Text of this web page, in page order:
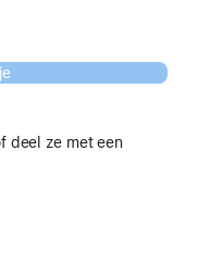
deel ze met een